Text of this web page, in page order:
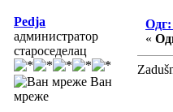
Pedja
администратор
староседелац
Ван
мреже
«